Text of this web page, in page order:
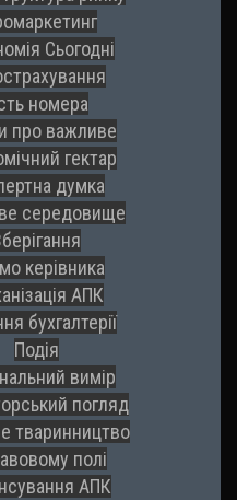
Сьогодні
номера
про важливе
гектар
думка
середовище
керівника
АПК
бухгалтерії
Подія
вимір
погляд
тваринництво
полі
АПК